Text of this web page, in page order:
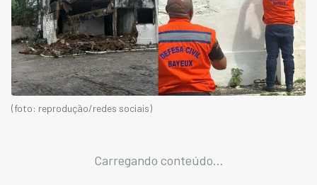
(foto: reprodução/redes sociais)
Carregando conteúdo...